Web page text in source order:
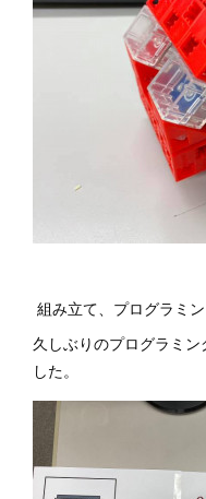
組み立て、プログラミ
久しぶりのプログラミ
した。